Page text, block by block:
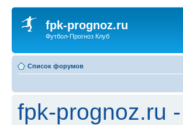
fpk-prognoz.ru
Футбол-Прогноз Клуб
Список форумов
fpk-prognoz.ru